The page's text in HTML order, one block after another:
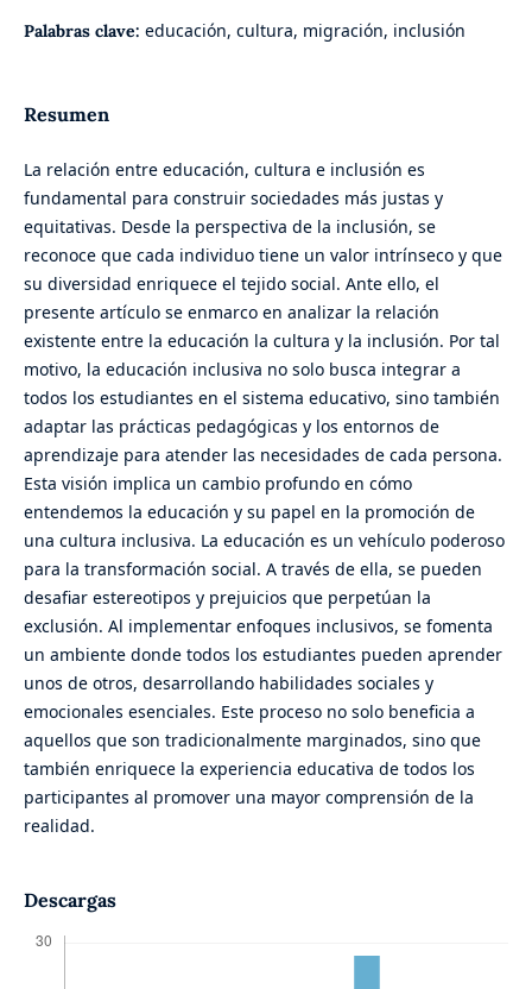
Palabras clave: educación, cultura, migración, inclusión
Resumen
La relación entre educación, cultura e inclusión es
fundamental para construir sociedades más justas y
equitativas. Desde la perspectiva de la inclusión, se
reconoce que cada individuo tiene un valor intrínseco y que
su diversidad enriquece el tejido social. Ante ello, el
presente artículo se enmarco en analizar la relación
existente entre la educación la cultura y la inclusión. Por tal
motivo, la educación inclusiva no solo busca integrar a
todos los estudiantes en el sistema educativo, sino también
adaptar las prácticas pedagógicas y los entornos de
aprendizaje para atender las necesidades de cada persona.
Esta visión implica un cambio profundo en cómo
entendemos la educación y su papel en la promoción de
una cultura inclusiva. La educación es un vehículo poderoso
para la transformación social. A través de ella, se pueden
desafiar estereotipos y prejuicios que perpetúan la
exclusión. Al implementar enfoques inclusivos, se fomenta
un ambiente donde todos los estudiantes pueden aprender
unos de otros, desarrollando habilidades sociales y
emocionales esenciales. Este proceso no solo beneficia a
aquellos que son tradicionalmente marginados, sino que
también enriquece la experiencia educativa de todos los
participantes al promover una mayor comprensión de la
realidad.
Descargas